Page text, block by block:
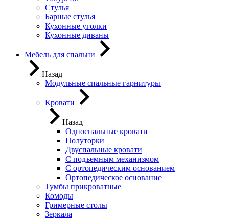
Стулья
Барные стулья
Кухонные уголки
Кухонные диваны
Мебель для спальни
Назад
Модульные спальные гарнитуры
Кровати
Назад
Односпальные кровати
Полуторки
Двуспальные кровати
С подъемным механизмом
С ортопедическим основанием
Ортопедическое основание
Тумбы прикроватные
Комоды
Гримерные столы
Зеркала